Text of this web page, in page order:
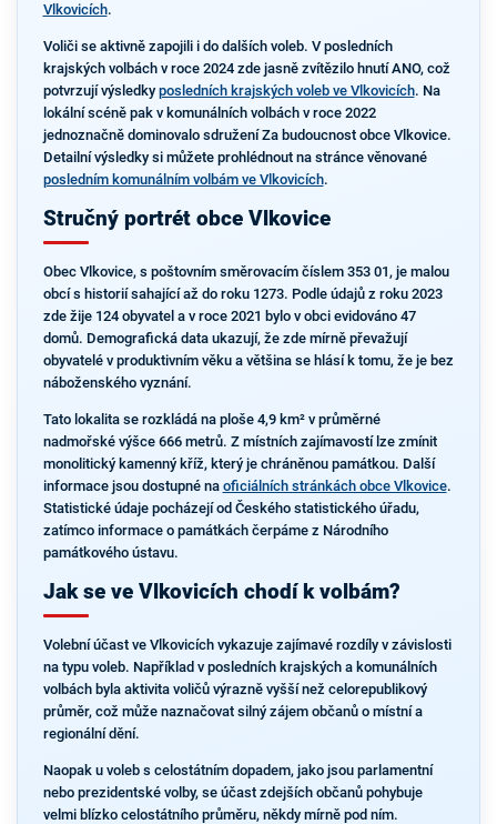
Vlkovicích.
Voliči se aktivně zapojili i do dalších voleb. V posledních
krajských volbách v roce 2024 zde jasně zvítězilo hnutí ANO, což
potvrzují výsledky posledních krajských voleb ve Vlkovicích. Na
lokální scéně pak v komunálních volbách v roce 2022
jednoznačně dominovalo sdružení Za budoucnost obce Vlkovice.
Detailní výsledky si můžete prohlédnout na stránce věnované
posledním komunálním volbám ve Vlkovicích.
Stručný portrét obce Vlkovice
Obec Vlkovice, s poštovním směrovacím číslem 353 01, je malou
obcí s historií sahající až do roku 1273. Podle údajů z roku 2023
zde žije 124 obyvatel a v roce 2021 bylo v obci evidováno 47
domů. Demografická data ukazují, že zde mírně převažují
obyvatelé v produktivním věku a většina se hlásí k tomu, že je bez
náboženského vyznání.
Tato lokalita se rozkládá na ploše 4,9 km² v průměrné
nadmořské výšce 666 metrů. Z místních zajímavostí lze zmínit
monolitický kamenný kříž, který je chráněnou památkou. Další
informace jsou dostupné na oficiálních stránkách obce Vlkovice.
Statistické údaje pocházejí od Českého statistického úřadu,
zatímco informace o památkách čerpáme z Národního
památkového ústavu.
Jak se ve Vlkovicích chodí k volbám?
Volební účast ve Vlkovicích vykazuje zajímavé rozdíly v závislosti
na typu voleb. Například v posledních krajských a komunálních
volbách byla aktivita voličů výrazně vyšší než celorepublikový
průměr, což může naznačovat silný zájem občanů o místní a
regionální dění.
Naopak u voleb s celostátním dopadem, jako jsou parlamentní
nebo prezidentské volby, se účast zdejších občanů pohybuje
velmi blízko celostátního průměru, někdy mírně pod ním.